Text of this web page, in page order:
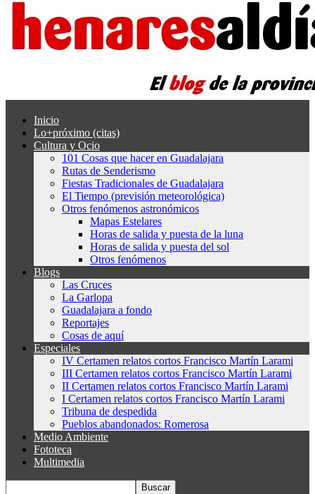
Inicio
Lo+próximo (citas)
Cultura y Ocio
101 Cosas que hacer en Guadalajara
Rutas de Senderismo
Fiestas Tradicionales de Guadalajara
El Tiempo (previsión meteorológica)
Otros fenómenos astronómicos
Mapas Estelares
Horas de salida y puesta de la luna
Horas de salida y puesta del sol
Otros fenómenos
Blogs
Las Cruces
La Garlopa
Guadalajara a fondo
Reportajes
Cosas de aquí
Especiales
IV Certamen relatos cortos Francisco Martín Larami
III Certamen relatos cortos Francisco Martín Larami
II Certamen relatos cortos Francisco Martín Larami
I Certamen relatos cortos Francisco Martín Larami
Tribuna de despedida
Pueblos abandonados: Romerosa
Medio Ambiente
Fototeca
Multimedia